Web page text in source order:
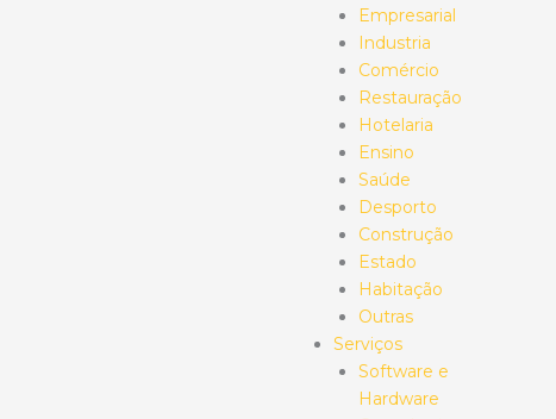
Empresarial
Industria
Comércio
Restauração
Hotelaria
Ensino
Saúde
Desporto
Construção
Estado
Habitação
Outras
Serviços
Software e
Hardware